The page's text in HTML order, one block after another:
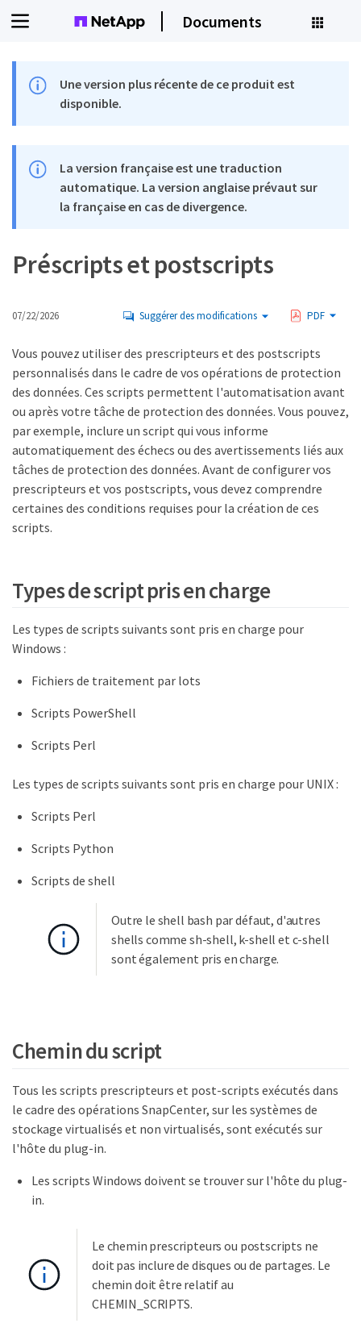
Documents
Une version plus récente de ce produit est
disponible.
La version française est une traduction
automatique. La version anglaise prévaut sur
la française en cas de divergence.
Préscripts et postscripts
07/22/2026 Suggérer des modifications PDF
Vous pouvez utiliser des prescripteurs et des postscripts
personnalisés dans le cadre de vos opérations de protection
des données. Ces scripts permettent l'automatisation avant
ou après votre tâche de protection des données. Vous pouvez,
par exemple, inclure un script qui vous informe
automatiquement des échecs ou des avertissements liés aux
tâches de protection des données. Avant de configurer vos
prescripteurs et vos postscripts, vous devez comprendre
certaines des conditions requises pour la création de ces
scripts.
Types de script pris en charge
Les types de scripts suivants sont pris en charge pour
Windows :
Fichiers de traitement par lots
Scripts PowerShell
Scripts Perl
Les types de scripts suivants sont pris en charge pour UNIX :
Scripts Perl
Scripts Python
Scripts de shell
Outre le shell bash par défaut, d'autres
shells comme sh-shell, k-shell et c-shell
sont également pris en charge.
Chemin du script
Tous les scripts prescripteurs et post-scripts exécutés dans
le cadre des opérations SnapCenter, sur les systèmes de
stockage virtualisés et non virtualisés, sont exécutés sur
l'hôte du plug-in.
Les scripts Windows doivent se trouver sur l'hôte du plug-
in.
Le chemin prescripteurs ou postscripts ne
doit pas inclure de disques ou de partages. Le
chemin doit être relatif au
CHEMIN_SCRIPTS.